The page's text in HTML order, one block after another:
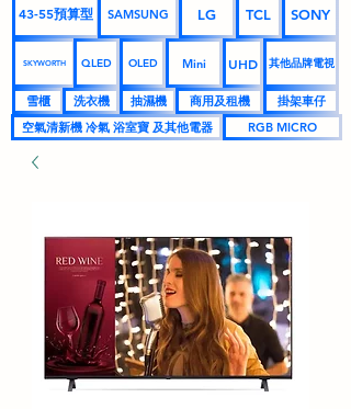
43-55預算型 SAMSUNG LG TCL SONY
SKYWORTH QLED OLED Mini UHD 其他品牌電視
雪櫃 洗衣機 抽濕機 商用及租機
掛架車仔
空氣清新機 冷氣 浴室寶 及其他電器
RGB MICRO